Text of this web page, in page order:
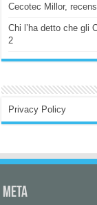
Cecotec Millor,
Chi l’ha detto che gli
2
Privacy Policy
Meta